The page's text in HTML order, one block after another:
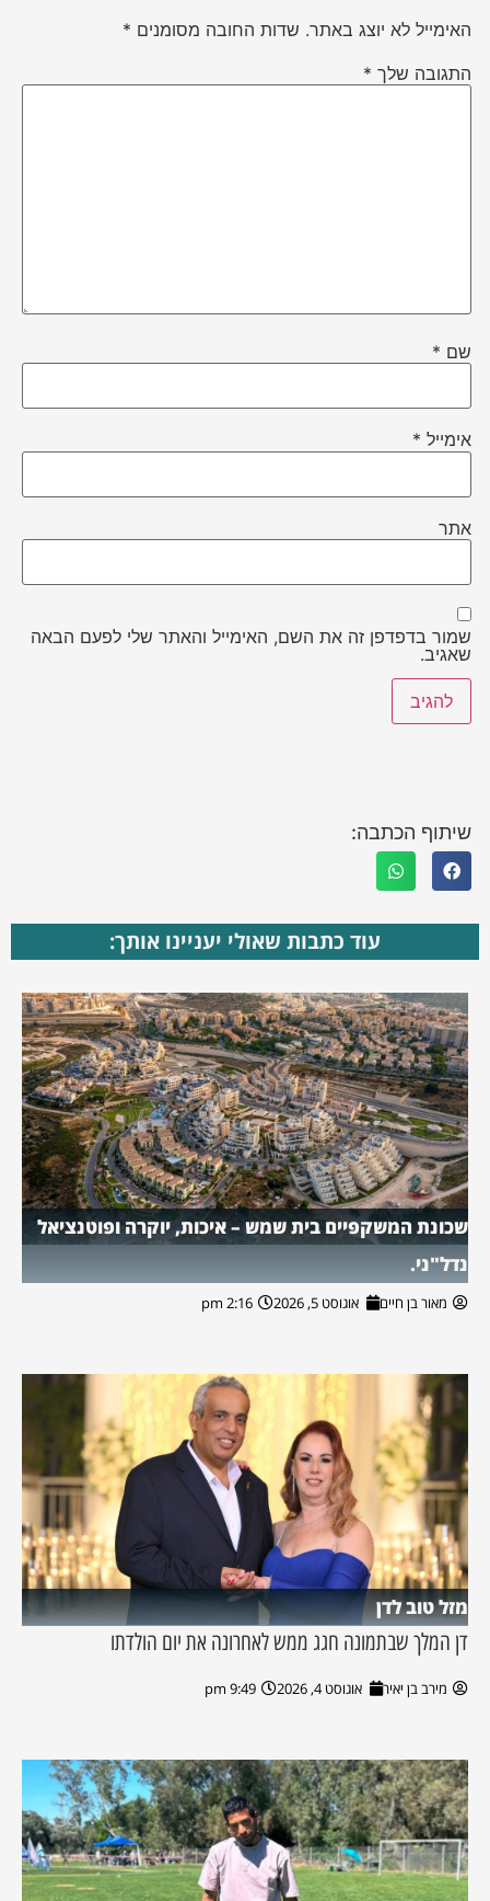
האימייל לא יוצג באתר. שדות החובה מסומנים *
התגובה שלך *
שם *
אימייל *
אתר
שמור בדפדפן זה את השם, האימייל והאתר שלי לפעם הבאה
שאגיב.
שיתוף הכתבה:
עוד כתבות שאולי יעניינו אותך:
שכונת המשקפיים בית שמש – איכות, יוקרה ופוטנציאל
נדל"ני.
מאור בן חיים אוגוסט 5, 2026 2:16 pm
מזל טוב לדן
דן המלך שבתמונה חגג ממש לאחרונה את יום הולדתו
מירב בן יאיר אוגוסט 4, 2026 9:49 pm